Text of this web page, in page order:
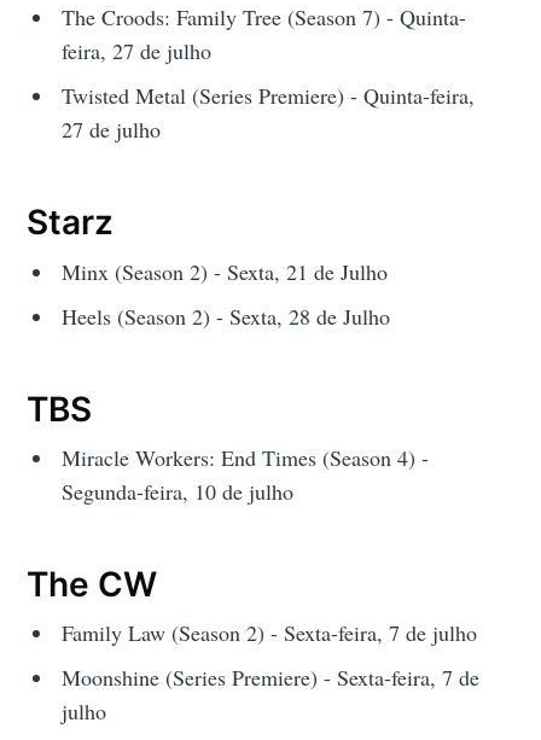
The Croods: Family Tree (Season 7) - Quinta-
feira, 27 de julho
Twisted Metal (Series Premiere) - Quinta-feira,
27 de julho
Starz
Minx (Season 2) - Sexta, 21 de Julho
Heels (Season 2) - Sexta, 28 de Julho
TBS
Miracle Workers: End Times (Season 4) -
Segunda-feira, 10 de julho
The CW
Family Law (Season 2) - Sexta-feira, 7 de julho
Moonshine (Series Premiere) - Sexta-feira, 7 de
julho